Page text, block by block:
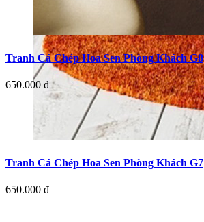
Tranh Cá Chép Hoa Sen Phòng Khách G7
650.000 đ
Tranh Cá Chép Hoa Sen Phòng Khách G8
650.000 đ